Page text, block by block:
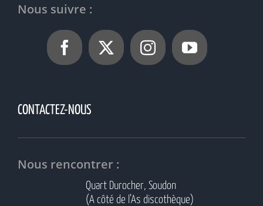
Nous suivre :
CONTACTEZ-NOUS
Nous rencontrer :
Quart Durocher, Soudon
(A côté de l’As discothèque)